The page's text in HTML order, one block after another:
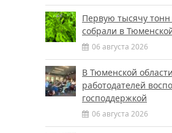
Первую тысячу тонн
собрали в
06 августа 2026
В Тюменской
работодателей
господдержкой
06 августа 2026